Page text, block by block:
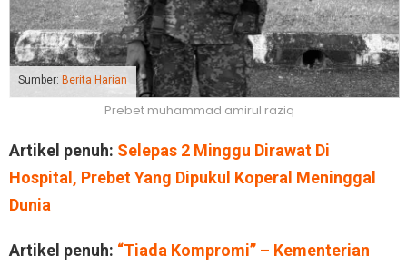
Sumber: Berita Harian
Prebet muhammad amirul raziq
Artikel penuh: Selepas 2 Minggu Dirawat Di
Hospital, Prebet Yang Dipukul Koperal Meninggal
Dunia
Artikel penuh: “Tiada Kompromi” – Kementerian